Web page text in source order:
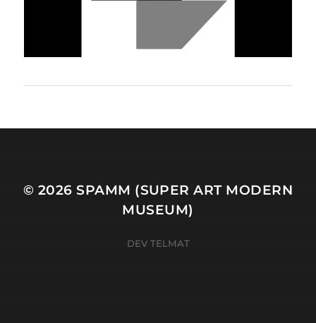
© 2026SPAMM (SUPER ART MODERN
MUSEUM)
DEV TELMAT